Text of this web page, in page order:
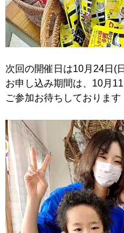
次回の開催日は10月24日(
お申し込み期間は、10月
ご参加お待ちしております